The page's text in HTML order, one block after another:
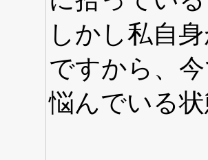
しかし私自
ですから、
悩んでいる